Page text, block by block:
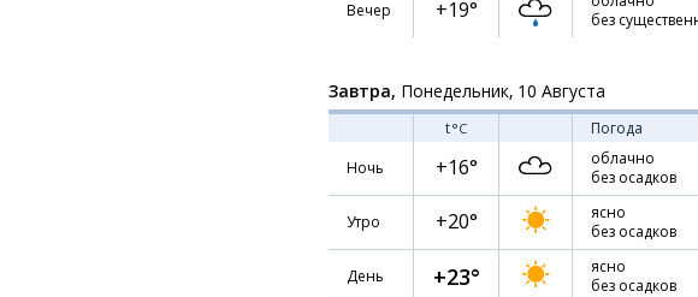
Вечер +19°
без
Завтра, Понедельник, 10 Августа
t°C Погода
Ночь
+16°
облачно
без осадков
Утро +20°
ясно
без осадков
День +23°
ясно
без осадков